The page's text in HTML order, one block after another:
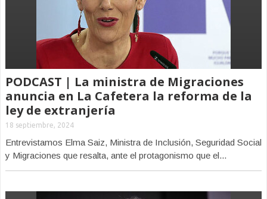
PODCAST | La ministra de Migraciones
anuncia en La Cafetera la reforma de la
ley de extranjería
18 septiembre, 2024
Entrevistamos Elma Saiz, Ministra de Inclusión, Seguridad Social
y Migraciones que resalta, ante el protagonismo que el...